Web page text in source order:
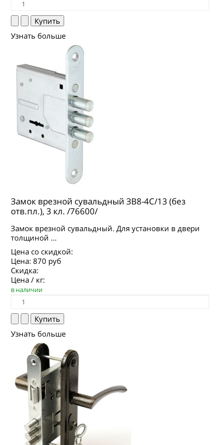
Узнать больше
Замок врезной сувальдный ЗВ8-4С/13 (без
отв.пл.), 3 кл. /76600/
Замок врезной сувальдный. Для установки в двери
толщиной ...
Цена со скидкой:
Цена:870 руб
Скидка:
Цена / кг:
в наличии
Узнать больше